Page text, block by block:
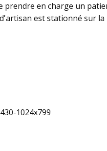
prendre en charge un
est stationné sur la